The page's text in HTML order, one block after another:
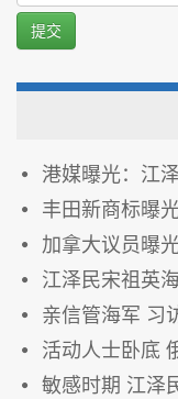
提交
港媒曝光：江
丰田新商标曝
加拿大议员曝
江泽民宋祖英
亲信管海军 习
活动人士卧底
敏感时期 江泽